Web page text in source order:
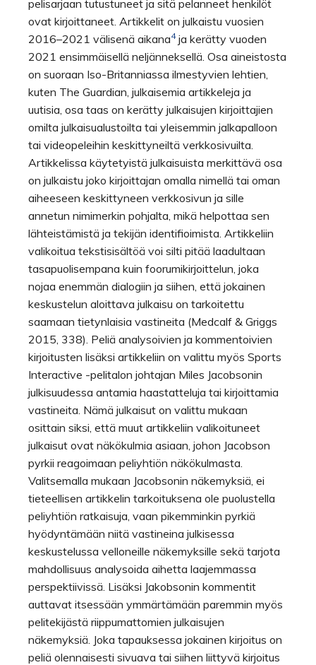
pelisarjaan tutustuneet ja sitä pelanneet henkilöt
ovat kirjoittaneet. Artikkelit on julkaistu vuosien
2016–2021 välisenä aikana4ja kerätty vuoden
2021 ensimmäisellä neljänneksellä. Osa aineistosta
on suoraan Iso-Britanniassa ilmestyvien lehtien,
kuten The Guardian, julkaisemia artikkeleja ja
uutisia, osa taas on kerätty julkaisujen kirjoittajien
omilta julkaisualustoilta tai yleisemmin jalkapalloon
tai videopeleihin keskittyneiltä verkkosivuilta.
Artikkelissa käytetyistä julkaisuista merkittävä osa
on julkaistu joko kirjoittajan omalla nimellä tai oman
aiheeseen keskittyneen verkkosivun ja sille
annetun nimimerkin pohjalta, mikä helpottaa sen
lähteistämistä ja tekijän identifioimista. Artikkeliin
valikoitua tekstisisältöä voi silti pitää laadultaan
tasapuolisempana kuin foorumikirjoittelun, joka
nojaa enemmän dialogiin ja siihen, että jokainen
keskustelun aloittava julkaisu on tarkoitettu
saamaan tietynlaisia vastineita (Medcalf & Griggs
2015, 338). Peliä analysoivien ja kommentoivien
kirjoitusten lisäksi artikkeliin on valittu myös Sports
Interactive -pelitalon johtajan Miles Jacobsonin
julkisuudessa antamia haastatteluja tai kirjoittamia
vastineita. Nämä julkaisut on valittu mukaan
osittain siksi, että muut artikkeliin valikoituneet
julkaisut ovat näkökulmia asiaan, johon Jacobson
pyrkii reagoimaan peliyhtiön näkökulmasta.
Valitsemalla mukaan Jacobsonin näkemyksiä, ei
tieteellisen artikkelin tarkoituksena ole puolustella
peliyhtiön ratkaisuja, vaan pikemminkin pyrkiä
hyödyntämään niitä vastineina julkisessa
keskustelussa velloneille näkemyksille sekä tarjota
mahdollisuus analysoida aihetta laajemmassa
perspektiivissä. Lisäksi Jakobsonin kommentit
auttavat itsessään ymmärtämään paremmin myös
pelitekijästä riippumattomien julkaisujen
näkemyksiä. Joka tapauksessa jokainen kirjoitus on
peliä olennaisesti sivuava tai siihen liittyvä kirjoitus